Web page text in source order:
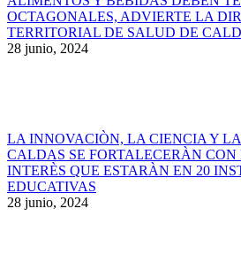
OCTAGONALES, ADVIERTE LA
TERRITORIAL DE SALUD DE
28 junio, 2024
LA INNOVACIÒN, LA CIENCIA Y
CALDAS SE FORTALECERÀN CON
INTERÈS QUE ESTARÀN EN 20
EDUCATIVAS
28 junio, 2024